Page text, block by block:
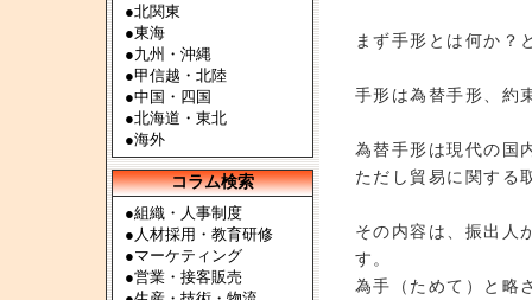
●北関東
●東海
●九州・沖縄
●甲信越・北陸
●中国・四国
●北海道・東北
●海外
コラム検索
●組織・人事制度
●人材採用・教育研修
●マーケティング
●営業・接客販売
まず手形とは何か？
手形は為替手形、約
為替手形は現代の国
ただし貿易に関する
その内容は、振出人
す。
為手（ためて）と略